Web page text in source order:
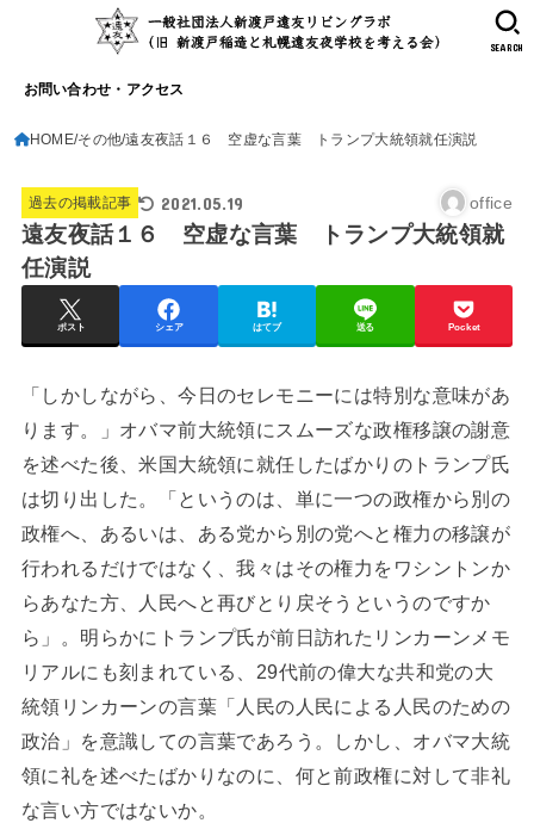
お問い合わせ・アクセス
SEARCH
HOME その他 遠友夜話１６ 空虚な言葉 トランプ大統領就任演説
過去の掲載記事 2021.05.19 office
遠友夜話１６ 空虚な言葉 トランプ大統領就
任演説
ポスト シェア はてブ 送る Pocket
「しかしながら、今日のセレモニーには特別な意味があ
ります。」オバマ前大統領にスムーズな政権移譲の謝意
を述べた後、米国大統領に就任したばかりのトランプ氏
は切り出した。「というのは、単に一つの政権から別の
政権へ、あるいは、ある党から別の党へと権力の移譲が
行われるだけではなく、我々はその権力をワシントンか
らあなた方、人民へと再びとり戻そうというのですか
ら」。明らかにトランプ氏が前日訪れたリンカーンメモ
リアルにも刻まれている、29代前の偉大な共和党の大
統領リンカーンの言葉「人民の人民による人民のための
政治」を意識しての言葉であろう。しかし、オバマ大統
領に礼を述べたばかりなのに、何と前政権に対して非礼
な言い方ではないか。